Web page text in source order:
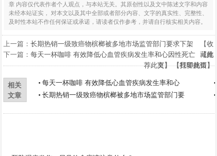
章 内容仅代表作者个人观点，与本站无关。其原创性以及文中陈述文字和内容
未经本站证实， 对本文以及其中全部或者部分内容、文字的真实性、完整性、
及时性本站不作任何保证或承诺，请读者仅作参考，并请自行核实相关内容。
上一篇：长期热销一级致癌物槟榔被多地市场监管部门要求下架
下一篇：每天一杯咖啡 有效降低心血管疾病发生率和心因性死亡
【收
藏此
页】 【打印此页】
【推
荐此文】 【我要挑错】
相关
文章
每天一杯咖啡 有效降低心血管疾病发生率和心
长期热销一级致癌物槟榔被多地市场监管部门要